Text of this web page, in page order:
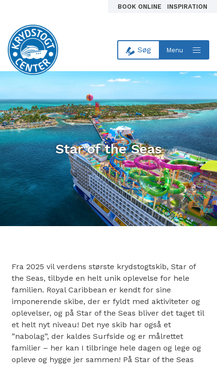
BOOK ONLINE INSPIRATION
Til forsiden
Søg Menu
Star of the Seas
Fra 2025 vil verdens største krydstogtskib, Star of
the Seas, tilbyde en helt unik oplevelse for hele
familien. Royal Caribbean er kendt for sine
imponerende skibe, der er fyldt med aktiviteter og
oplevelser, og på Star of the Seas bliver det taget til
et helt nyt niveau! Det nye skib har også et
”nabolag”, der kaldes Surfside og er målrettet
familier – her kan I tilbringe hele dagen og lege og
opleve og hygge jer sammen! På Star of the Seas